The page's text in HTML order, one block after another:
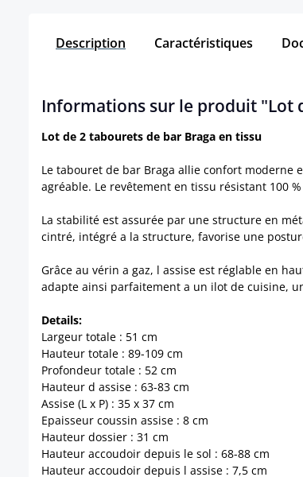
Description Caractéristiques
Informations sur le produit "Lot
Lot de 2 tabourets de bar Braga en tissu
Le tabouret de bar Braga allie confort moderne
agréable. Le revêtement en tissu résistant 100
La stabilité est assurée par une structure en
cintré, intégré a la structure, favorise une
Grâce au vérin a gaz, l assise est réglable en
adapte ainsi parfaitement a un ilot de cuisine,
Details:
Largeur totale : 51 cm
Hauteur totale : 89-109 cm
Profondeur totale : 52 cm
Hauteur d assise : 63-83 cm
Assise (L x P) : 35 x 37 cm
Epaisseur coussin assise : 8 cm
Hauteur dossier : 31 cm
Hauteur accoudoir depuis le sol : 68-88 cm
Hauteur accoudoir depuis l assise : 7,5 cm